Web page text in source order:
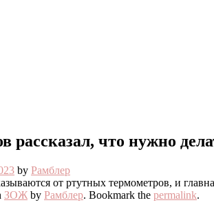
рассказал, что нужно
by Рамблер
от ртутных термометров, и
ЗОЖ by Рамблер. Bookmark the permalink.